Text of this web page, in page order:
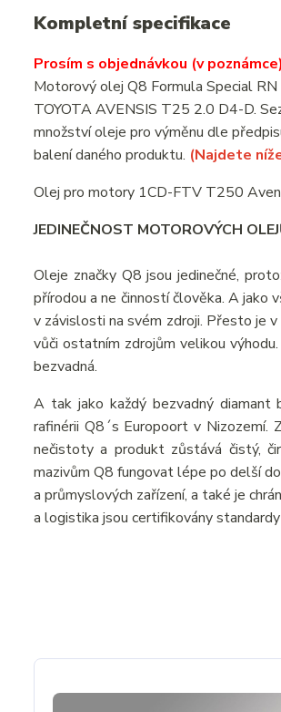
Kompletní specifikace
Prosím s objednávkou (v
Motorový olej Q8 Formula Special
TOYOTA AVENSIS T25 2.0 D4-D.
množství oleje pro výměnu dle
balení daného produktu. (Najdete
Olej pro motory 1CD-FTV T250
JEDINEČNOST MOTOROVÝCH
Oleje značky Q8 jsou jedinečné,
přírodou a ne činností člověka. A jako
v závislosti na svém zdroji. Přesto je
vůči ostatním zdrojům velikou
bezvadná.
A tak jako každý bezvadný diamant
rafinérii Q8´s Europoort v Nizozemí.
nečistoty a produkt zůstává čistý,
mazivům Q8 fungovat lépe po delší
a průmyslových zařízení, a také je
a logistika jsou certifikovány